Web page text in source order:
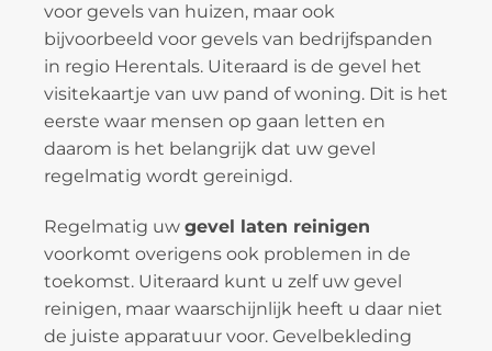
voor gevels van huizen, maar ook
bijvoorbeeld voor gevels van bedrijfspanden
in regio Herentals. Uiteraard is de gevel het
visitekaartje van uw pand of woning. Dit is het
eerste waar mensen op gaan letten en
daarom is het belangrijk dat uw gevel
regelmatig wordt gereinigd.
Regelmatig uw gevel laten reinigen
voorkomt overigens ook problemen in de
toekomst. Uiteraard kunt u zelf uw gevel
reinigen, maar waarschijnlijk heeft u daar niet
de juiste apparatuur voor. Gevelbekleding